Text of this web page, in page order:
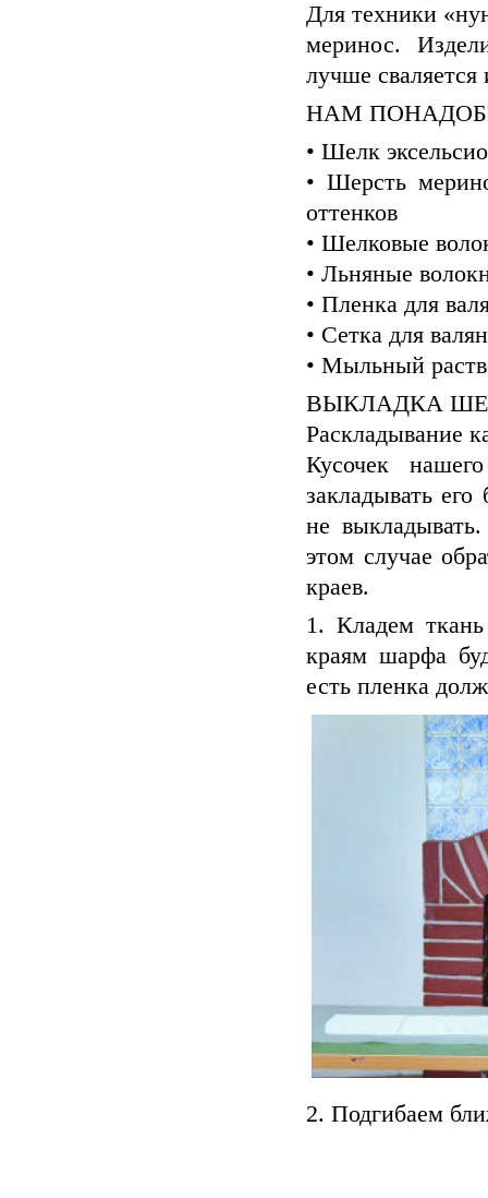
Для техники
меринос.
лучше
НАМ
• Шелк
• Шерсть
оттенков
• Шелковые
• Льняные
• Пленка для
• Сетка для
• Мыльный
ВЫКЛАДКА
Раскладывание
Кусочек
закладывать
не
этом случае
краев.
1. Кладем
краям шарфа
есть пленка
2. Подгибаем